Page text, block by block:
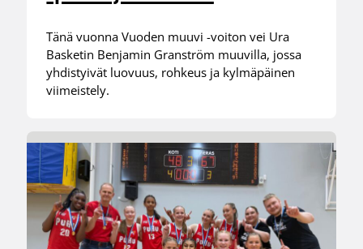
Tänä vuonna Vuoden muuvi -voiton vei Ura
Basketin Benjamin Granström muuvilla, jossa
yhdistyivät luovuus, rohkeus ja kylmäpäinen
viimeistely.